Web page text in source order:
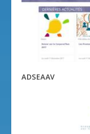
ADSEAAV